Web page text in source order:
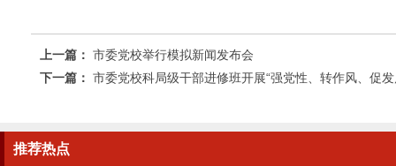
上一篇： 市委党校举行模拟新闻发布会
下一篇： 市委党校科局级干部进修班开展“强党性、转作风、促
推荐热点